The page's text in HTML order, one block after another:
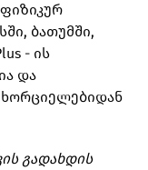
ბათუმში,
- ის
და
გადახდის